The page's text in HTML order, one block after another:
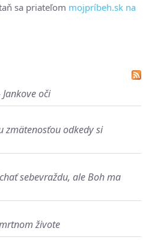
sa priateľom mojpríbeh.sk na
oči
zmätenosťou odkedy si
sebevraždu, ale Boh ma
živote